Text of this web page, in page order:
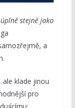
stejně jako
a
ale klade jinou
pro